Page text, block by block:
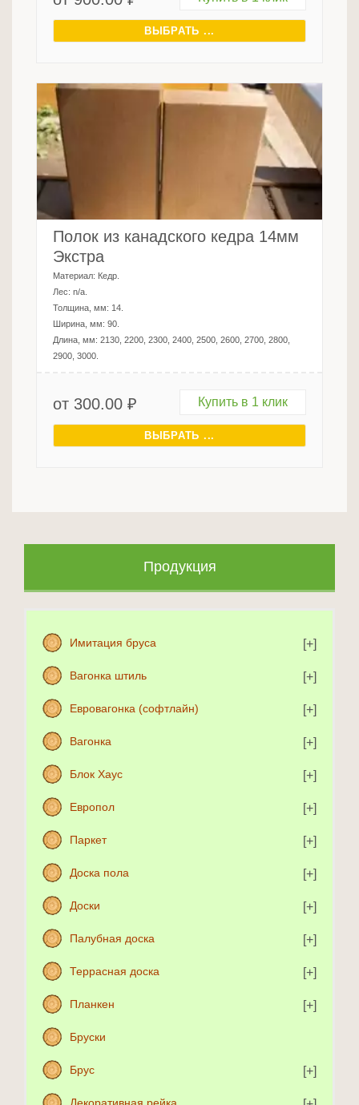
Продукция
Имитация бруса
Вагонка штиль
Евровагонка (софтлайн)
Вагонка
Блок Хаус
Европол
Паркет
Доска пола
Доски
Палубная доска
Террасная доска
Планкен
Бруски
Брус
ВЫБРАТЬ ...
Полок из канадского кедра 14мм
Экстра
Материал: Кедр.
Лес: n/a.
Толщина, мм: 14.
Ширина, мм: 90.
Длина, мм: 2130, 2200, 2300, 2400, 2500, 2600, 2700, 2800,
2900, 3000.
от 300.00 ₽ Купить в 1 клик
ВЫБРАТЬ ...